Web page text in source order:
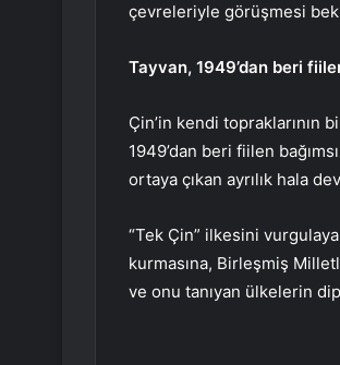
çevreleriyle görüşmesi
Tayvan, 1949’dan beri
Çin’in kendi topraklarının
1949’dan beri fiilen
ortaya çıkan ayrılık hala
“Tek Çin” ilkesini
kurmasına, Birleşmiş
ve onu tanıyan ülkelerin